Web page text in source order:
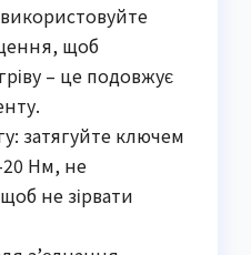
використовуйте
щоб
– це подовжує
затягуйте ключем
Нм, не
не зірвати